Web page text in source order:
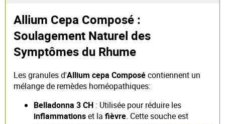
Allium Cepa Composé :
Soulagement Naturel des
Symptômes du Rhume
Les granules d'Allium cepa Composécontiennent un
mélange de remèdes homéopathiques:
Belladonna 3 CH : Utilisée pour réduire les
inflammationset la fièvre. Cette souche est